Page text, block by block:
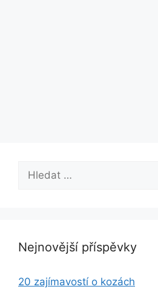
Hledat:
Nejnovější příspěvky
20 zajímavostí o kozách